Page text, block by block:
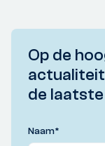
Op de
de
Naam*